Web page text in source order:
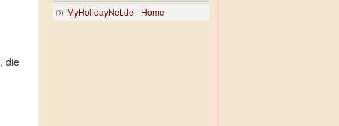
, die
MyHolidayNet.de - Home